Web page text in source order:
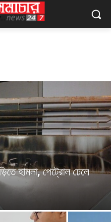
হামলা, পেট্রোল ঢেলে